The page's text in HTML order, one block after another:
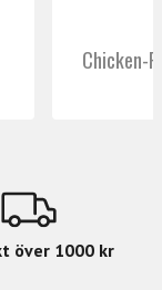
Chicken-
över 1000 kr